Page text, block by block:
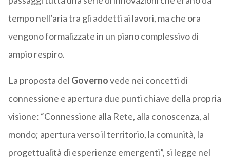
tempo nell’aria tra gli addetti ai lavori, ma che ora
vengono formalizzate in un piano complessivo di
ampio respiro.
La proposta del Governovede nei concetti di
connessione e apertura due punti chiave della propria
visione: “Connessione alla Rete, alla conoscenza, al
mondo; apertura verso il territorio, la comunità, la
progettualità di esperienze emergenti”, si legge nel